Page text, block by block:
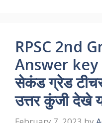
RPSC 2nd
Answer key
सेकंड ग्रेड
उत्तर कुंजी देखे